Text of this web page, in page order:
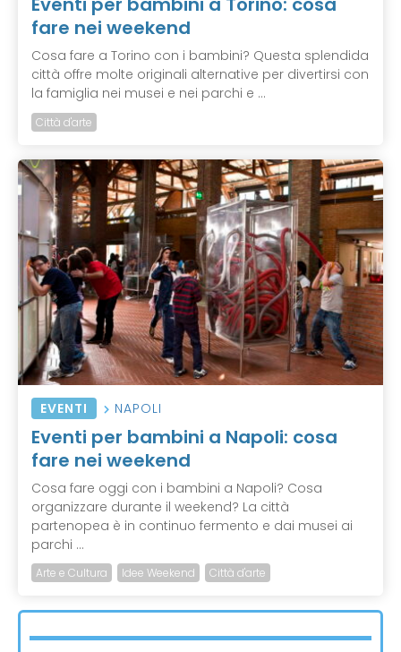
fare nei weekend
Cosa fare a Torino con i bambini? Questa splendida
città offre molte originali alternative per divertirsi con
la famiglia nei musei e nei parchi e ...
Città d'arte
EVENTI NAPOLI
Eventi per bambini a Napoli: cosa
fare nei weekend
Cosa fare oggi con i bambini a Napoli? Cosa
organizzare durante il weekend? La città
partenopea è in continuo fermento e dai musei ai
parchi ...
Arte e Cultura Idee Weekend Città d'arte